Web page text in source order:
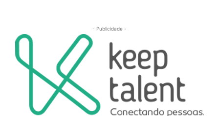
- Publicidade -